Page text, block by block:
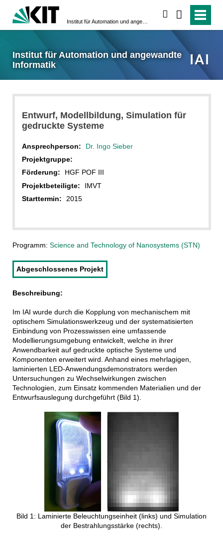
Institut für Automation und angewandte
Informatik
Entwurf, Modellbildung, Simulation für
gedruckte Systeme
Ansprechperson:
Dr. Ingo Sieber
Projektgruppe:
Förderung:
HGF POF III
Projektbeteiligte:
IMVT
Starttermin:
2015
Programm: Science and Technology of Nanosystems (STN)
Abgeschlossenes Projekt
Beschreibung:
Im IAI wurde durch die Kopplung von mechanischem mit
optischem Simulationswerkzeug und der systematisierten
Einbindung von Prozesswissen eine umfassende
Modellierungsumgebung entwickelt, welche in ihrer
Anwendbarkeit auf gedruckte optische Systeme und
Komponenten erweitert wird. Anhand eines mehrlagigen,
laminierten LED-Anwendungsdemonstrators werden
Untersuchungen zu Wechselwirkungen zwischen
Technologien, zum Einsatz kommenden Materialien und der
Entwurfsauslegung durchgeführt (Bild 1).
Bild 1: Laminierte Beleuchtungseinheit (links) und Simulation
der Bestrahlungsstärke (rechts).